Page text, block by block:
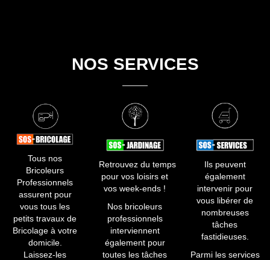
NOS SERVICES
Tous nos
Bricoleurs
Professionnels
assurent pour
vous tous les
petits travaux de
Bricolage à votre
domicile.
Laissez-les
Retrouvez du temps
pour vos loisirs et
vos week-ends !
​Nos bricoleurs
professionnels
interviennent
également pour
toutes les tâches
Ils peuvent
également
intervenir pour
vous libérer de
nombreuses
tâches
fastidieuses.​
Parmi les services